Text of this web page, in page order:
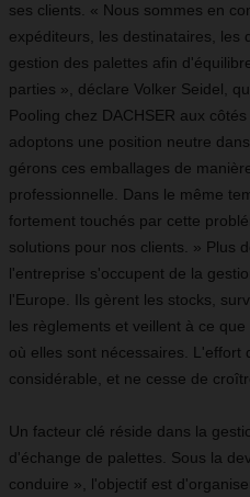
ses clients. « Nous sommes en
expéditeurs, les destinataires, les
gestion des palettes afin
parties », déclare Volker Seidel,
Pooling chez DACHSER aux
adoptons une position neutre
gérons ces emballages de
professionnelle. Dans le même
fortement touchés par cette
solutions pour nos clients. » Plus
l'entreprise s'occupent de la
l'Europe. Ils gèrent les stocks,
les règlements et veillent à ce
où elles sont nécessaires. L'effort
considérable, et ne cesse de
Un facteur clé réside dans la
d'échange de palettes. Sous la
conduire », l'objectif est